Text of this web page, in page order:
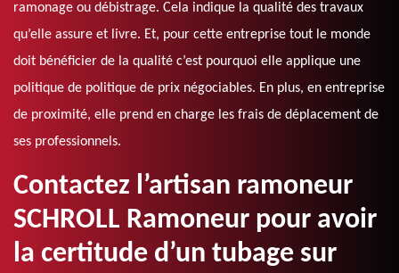
ramonage ou débistrage. Cela indique la qualité des travaux
qu’elle assure et livre. Et, pour cette entreprise tout le monde
doit bénéficier de la qualité c’est pourquoi elle applique une
politique de politique de prix négociables. En plus, en entreprise
de proximité, elle prend en charge les frais de déplacement de
ses professionnels.
Contactez l’artisan ramoneur
SCHROLL Ramoneur pour avoir
la certitude d’un tubage sur